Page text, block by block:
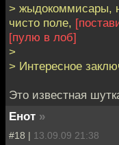
> жыдокоммисары,
чисто поле,
[пулю в лоб]
>
> Интересное
Это известная
Енот »
#18 | 13.09.09 21:38